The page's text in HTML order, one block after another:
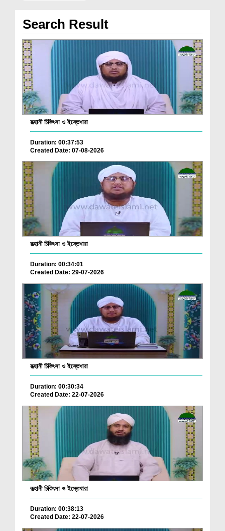
Search Result
রূহানী চিকিৎসা ও ইস্তেখারা
Duration: 00:37:53
Created Date: 07-08-2026
রূহানী চিকিৎসা ও ইস্তেখারা
Duration: 00:34:01
Created Date: 29-07-2026
রূহানী চিকিৎসা ও ইস্তেখারা
Duration: 00:30:34
Created Date: 22-07-2026
রূহানী চিকিৎসা ও ইস্তেখারা
Duration: 00:38:13
Created Date: 22-07-2026